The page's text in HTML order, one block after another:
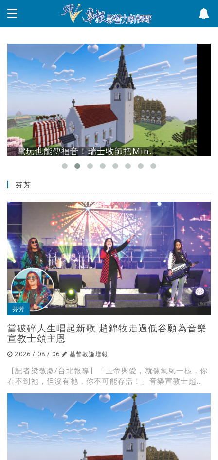
電玩也能傳福音！瑞士牧師把Min...
芬芳
芬芳
當破碎人生唱起新歌 趙錦牧走過低谷願為音樂
宣教士頌主恩
2026 / 08 / 06 基督教論壇報
【記者梁敬彥/台北報導】「上帝與愛，就像氧氣一樣，你
看不到祂，但沒有祂，你不可能存活！」音樂宣教士趙...